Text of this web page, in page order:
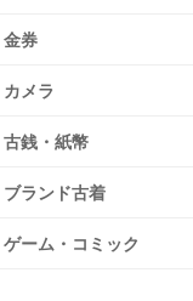
金券
カメラ
古銭・紙幣
ブランド古着
ゲーム・コミック